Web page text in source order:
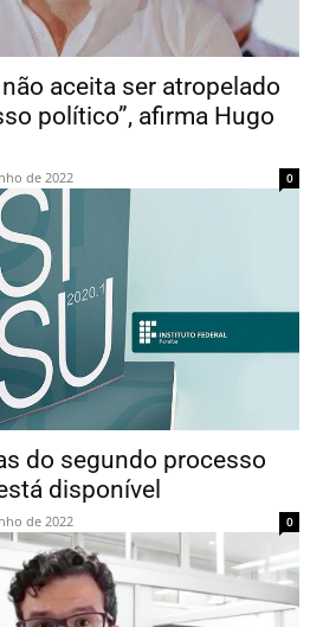
aceita ser atropelado
político”, afirma Hugo
de 2022 0
do segundo processo
disponível
de 2022 0